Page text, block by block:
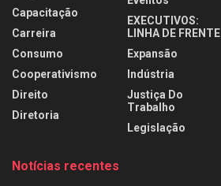
Capacitação
Carreira
Consumo
Cooperativismo
Direito
Diretoria
EXECUTIVOS:
LINHA DE FRENTE
Expansão
Indústria
Justiça Do
Trabalho
Legislação
Notícias recentes